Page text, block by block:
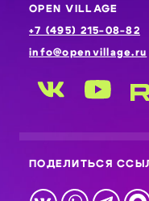
OPEN VILLAGE
+7 (495) 215-08-82
info@openvillage.ru
ПОДЕЛИТЬСЯ